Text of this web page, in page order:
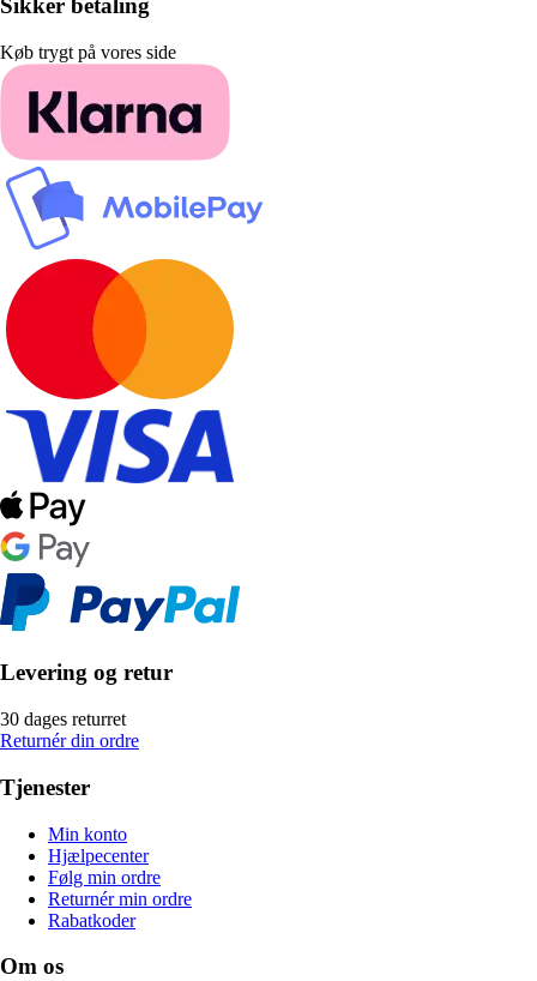
Sikker betaling
Køb trygt på vores side
Levering og retur
30 dages returret
Returnér din ordre
Tjenester
Min konto
Hjælpecenter
Følg min ordre
Returnér min ordre
Rabatkoder
Om os